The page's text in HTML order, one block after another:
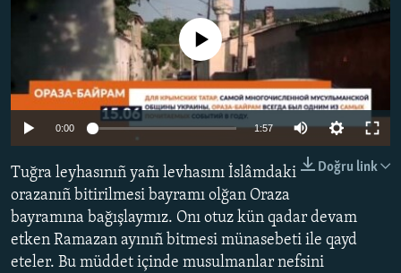
VİDEO
SÜRET
BLOGLAR
FİKİR
Українською
QOŞULIÑIZ!
No media source currently available
0:00 1:57
Doğru link
Tuğra leyhasınıñ yañı levhasını İslâmdaki
orazanıñ bitirilmesi bayramı olğan Oraza
bayramına bağışlaymız. Onı otuz kün qadar devam
etken Ramazan ayınıñ bitmesi münasebeti ile qayd
eteler. Bu müddet içinde musulmanlar nefsini